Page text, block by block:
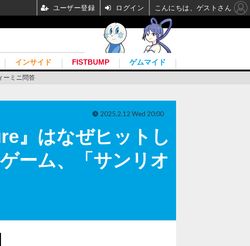
ーミニ問答
インサイド FISTBUMP ゲムマイド
』はなぜヒットし
ーム、「サンリオ
2025.2.12 Wed 20:00
ユーザー登録 ログイン こんにちは、ゲストさん